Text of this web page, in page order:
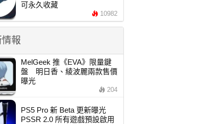
可永久收藏
10982
報
MelGeek 推《EVA》限量鍵
盤 明日香、綾波麗兩款售價
曝光
204
PS5 Pro 新 Beta 更新曝光
PSSR 2.0 所有遊戲預設啟用